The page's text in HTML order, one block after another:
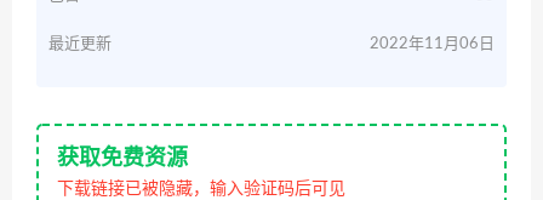
最近更新 2022年11月06日
获取免费资源
下载链接已被隐藏，输入验证码后可见